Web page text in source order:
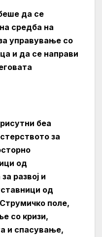
да се
средба на
управување со
и да се направи
беа
за
од
развој и
од
поле,
со кризи,
и спасување,